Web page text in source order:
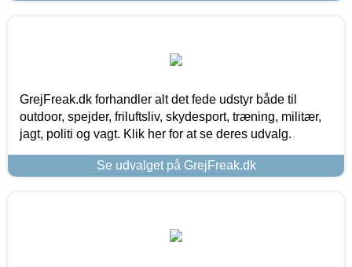
GrejFreak.dk forhandler alt det fede udstyr både til
outdoor, spejder, friluftsliv, skydesport, træning, militær,
jagt, politi og vagt. Klik her for at se deres udvalg.
Se udvalget på GrejFreak.dk